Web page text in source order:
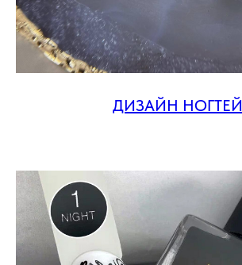
ДИЗАЙН НОГТЕЙ